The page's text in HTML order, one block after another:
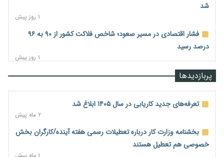
شد
۱ روز پیش
فشار اقتصادی در مسیر صعود؛ شاخص فلاکت کشور از ۹۰ به ۹۶
درصد رسید
۱ روز پیش
رشد ۷۵ هزار میلیاردی بازار خرید اعتباری؛ فین‌تک‌ها وارد میدان
آغاز اجرای پایلوت «ردا کارت» برای دانشجویان تحصیلات تکمیلی
۱ روز پیش
پربازدیدها
تعرفه‌های جدید کاریابی در سال ۱۴۰۵ ابلاغ شد
۲ ماه پیش
بخشنامه وزارت کار درباره تعطیلات رسمی هفته آینده/کارگران بخش
خصوصی هم تعطیل هستند